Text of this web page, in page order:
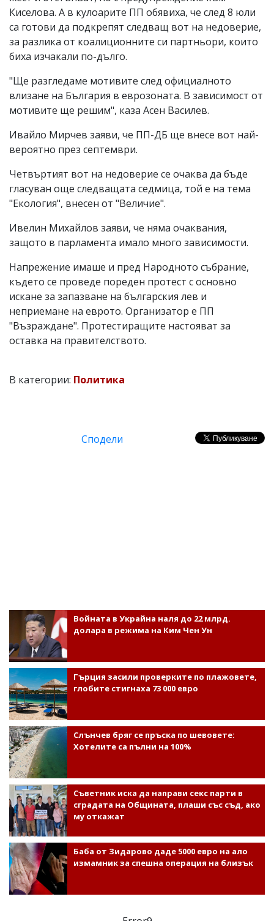
Киселова. А в кулоарите ПП обявиха, че след 8 юли
са готови да подкрепят следващ вот на недоверие,
за разлика от коалиционните си партньори, които
биха изчакали по-дълго.
"Ще разгледаме мотивите след официалното
влизане на България в еврозоната. В зависимост от
мотивите ще решим", каза Асен Василев.
Ивайло Мирчев заяви, че ПП-ДБ ще внесе вот най-
вероятно през септември.
Четвъртият вот на недоверие се очаква да бъде
гласуван още следващата седмица, той е на тема
"Екология", внесен от "Величие".
Ивелин Михайлов заяви, че няма очаквания,
защото в парламента имало много зависимости.
Напрежение имаше и пред Народното събрание,
където се проведе пореден протест с основно
искане за запазване на българския лев и
неприемане на еврото. Организатор е ПП
"Възраждане". Протестиращите настояват за
оставка на правителството.
В категории: Политика
Сподели
Войната в Украйна наля до 22 млрд.
долара в режима на Ким Чен Ун
Гърция засили проверките по плажовете,
глобите стигнаха 73 000 евро
Слънчев бряг се пръска по шевовете:
Хотелите са пълни на 100%
Съветник иска да направи секс парти в
сградата на Общината, плаши със съд, ако
му откажат
Баба от Зидарово даде 5000 евро на ало
измамник за спешна операция на близък